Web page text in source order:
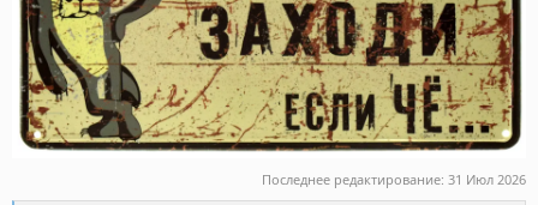
Последнее редактирование: 31 Июл 2026